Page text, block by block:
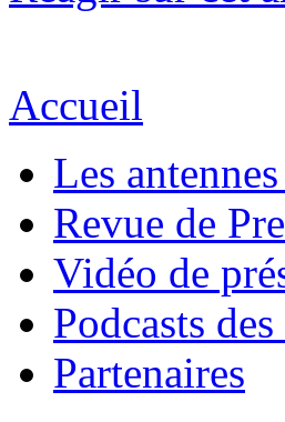
Accueil
Les
Revue de
Vidéo de
Podcasts
Partenaires